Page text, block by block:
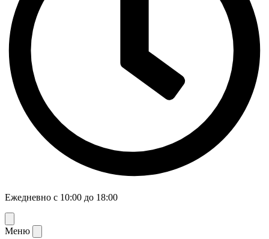
Ежедневно с 10:00 до 18:00
Меню